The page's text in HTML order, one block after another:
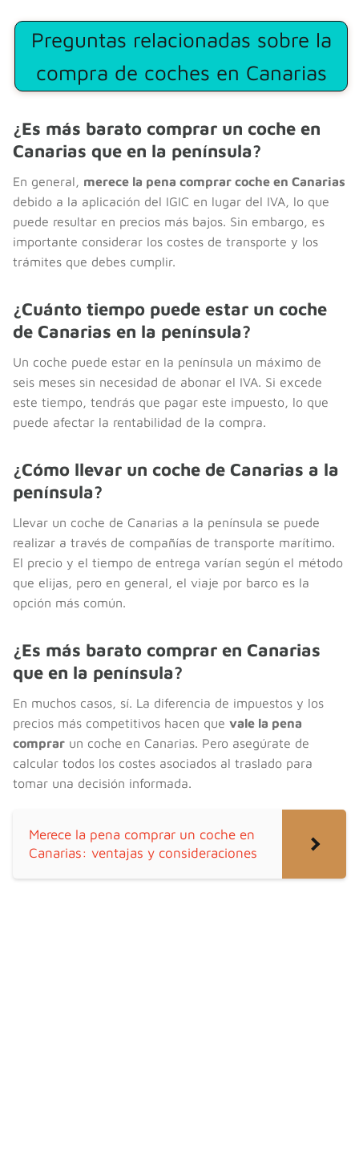
Preguntas relacionadas sobre la
compra de coches en Canarias
¿Es más barato comprar un coche en
Canarias que en la península?
En general, merece la pena comprar coche en Canarias
debido a la aplicación del IGIC en lugar del IVA, lo que
puede resultar en precios más bajos. Sin embargo, es
importante considerar los costes de transporte y los
trámites que debes cumplir.
¿Cuánto tiempo puede estar un coche
de Canarias en la península?
Un coche puede estar en la península un máximo de
seis meses sin necesidad de abonar el IVA. Si excede
este tiempo, tendrás que pagar este impuesto, lo que
puede afectar la rentabilidad de la compra.
¿Cómo llevar un coche de Canarias a la
península?
Llevar un coche de Canarias a la península se puede
realizar a través de compañías de transporte marítimo.
El precio y el tiempo de entrega varían según el método
que elijas, pero en general, el viaje por barco es la
opción más común.
¿Es más barato comprar en Canarias
que en la península?
En muchos casos, sí. La diferencia de impuestos y los
precios más competitivos hacen que vale la pena
comprar un coche en Canarias. Pero asegúrate de
calcular todos los costes asociados al traslado para
tomar una decisión informada.
Merece la pena comprar un coche en
Canarias: ventajas y consideraciones